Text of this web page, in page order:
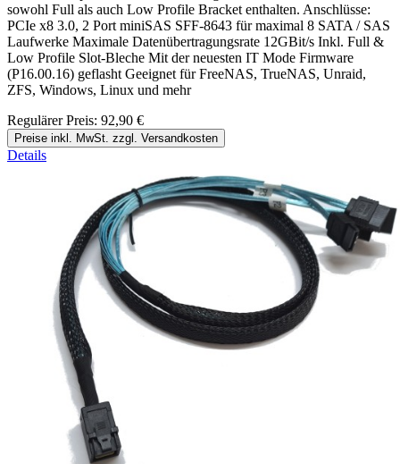
sowohl Full als auch Low Profile Bracket enthalten. Anschlüsse:
PCIe x8 3.0, 2 Port miniSAS SFF-8643 für maximal 8 SATA / SAS
Laufwerke Maximale Datenübertragungsrate 12GBit/s Inkl. Full &
Low Profile Slot-Bleche Mit der neuesten IT Mode Firmware
(P16.00.16) geflasht Geeignet für FreeNAS, TrueNAS, Unraid,
ZFS, Windows, Linux und mehr
Regulärer Preis: 92,90 €
Preise inkl. MwSt. zzgl. Versandkosten
Details